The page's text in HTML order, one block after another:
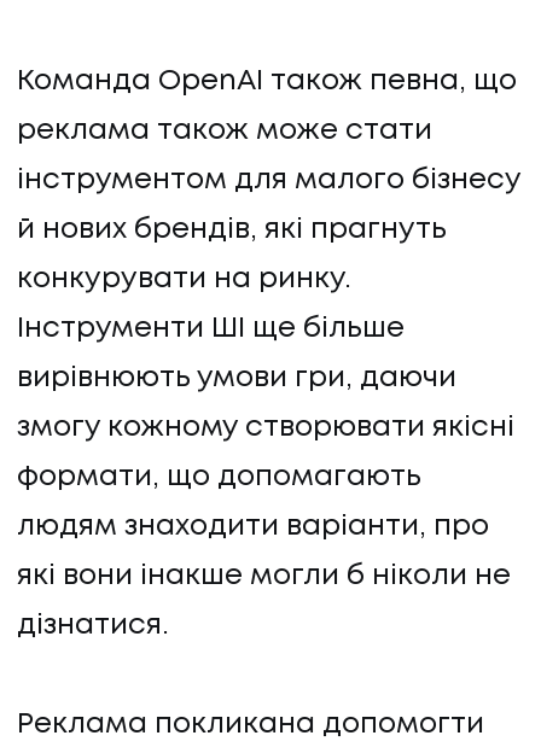
Команда OpenAI також певна, що
реклама також може стати
інструментом для малого бізнесу
й нових брендів, які прагнуть
конкурувати на ринку.
Інструменти ШІ ще більше
вирівнюють умови гри, даючи
змогу кожному створювати якісні
формати, що допомагають
людям знаходити варіанти, про
які вони інакше могли б ніколи не
дізнатися.
Реклама покликана допомогти